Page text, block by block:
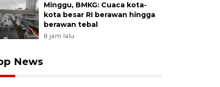
Minggu, BMKG: Cuaca kota-
kota besar RI berawan hingga
berawan tebal
8 jam lalu
News